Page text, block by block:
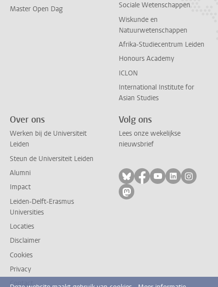
Master Open Dag
Sociale Wetenschappen
Wiskunde en
Natuurwetenschappen
Afrika-Studiecentrum Leiden
Honours Academy
ICLON
International Institute for
Asian Studies
Over ons
Werken bij de Universiteit
Leiden
Steun de Universiteit Leiden
Alumni
Impact
Leiden-Delft-Erasmus
Universities
Locaties
Disclaimer
Cookies
Privacy
Contact
Volg ons
Lees onze wekelijkse
nieuwsbrief
Volg ons op bluesky
Volg ons op
Volg ons op
Volg ons
Volg
Volg ons op mastodon